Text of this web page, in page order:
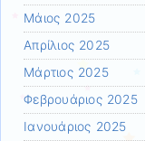
Μάιος 2025
Απρίλιος 2025
Μάρτιος 2025
Φεβρουάριος 2025
Ιανουάριος 2025